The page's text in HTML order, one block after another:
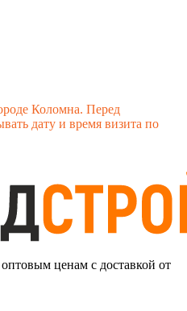
Коломна. Перед
дату и время визита по
ценам с доставкой от